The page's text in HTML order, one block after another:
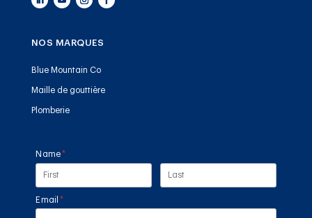
NOS MARQUES
Blue Mountain Co
Maille de gouttière
Plomberie
Name *
(required)
Email *
(required)